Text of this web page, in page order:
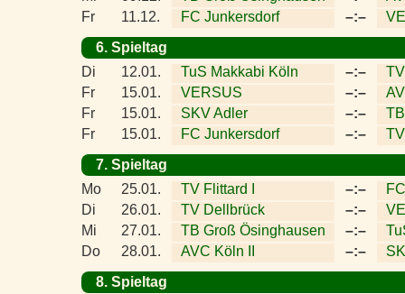
Fr
11.12. FC Junkersdorf –:–
6. Spieltag
Di
12.01. TuS Makkabi Köln –:–
Fr
15.01. VERSUS –:–
Fr
15.01. SKV Adler –:–
Fr
15.01. FC Junkersdorf –:–
7. Spieltag
Mo
25.01. TV Flittard I –:–
Di
26.01. TV Dellbrück –:–
Mi
27.01. TB Groß Ösinghausen –:–
Do
28.01. AVC Köln II –:–
8. Spieltag